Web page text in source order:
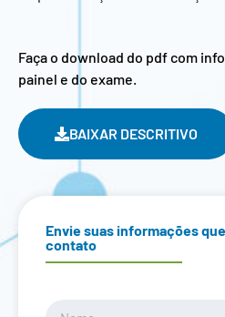
Faça o download do pdf com
painel e do exame.
BAIXAR DESCRITIVO
Envie suas informações
contato